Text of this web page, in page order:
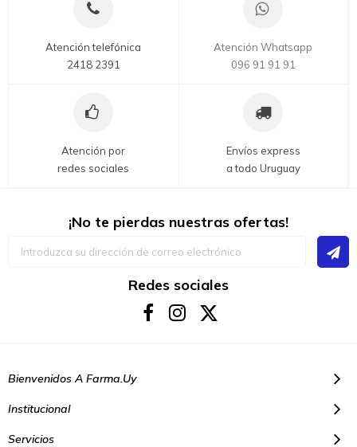
Atención telefónica
2418 2391
Atención Whatsapp
096 91 91 91
Atención por
redes sociales
Envíos express
a todo Uruguay
¡No te pierdas nuestras ofertas!
Redes sociales
Bienvenidos A Farma.uy
Institucional
Servicios